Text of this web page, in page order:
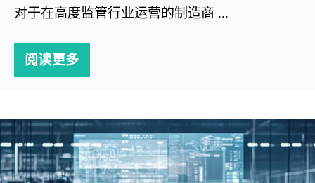
对于在高度监管行业运营的制造商 ...
阅读更多